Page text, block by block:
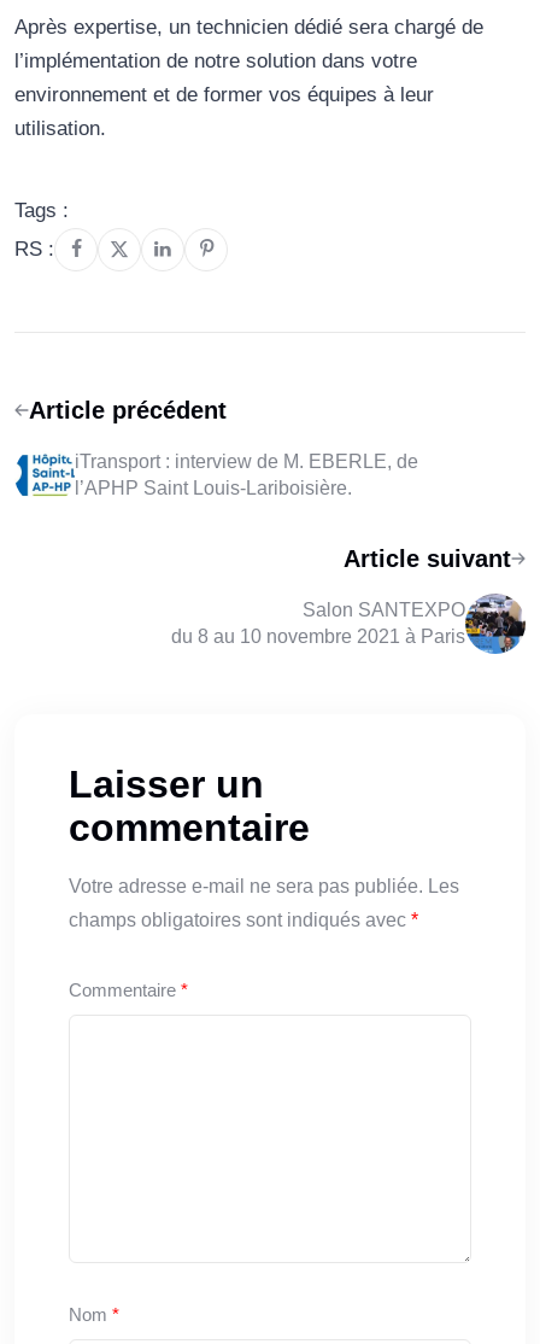
Après expertise, un technicien dédié sera chargé de
l’implémentation de notre solution dans votre
environnement et de former vos équipes à leur
utilisation.
Tags :
RS :
Article précédent
iTransport : interview de M. EBERLE, de
l’APHP Saint Louis-Lariboisière.
Article suivant
Salon SANTEXPO
du 8 au 10 novembre 2021 à Paris
Laisser un
commentaire
Votre adresse e-mail ne sera pas publiée. Les
champs obligatoires sont indiqués avec *
Commentaire *
Nom *